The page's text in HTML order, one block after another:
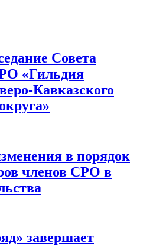
Совета
«Гильдия
Кавказского
в порядок
членов СРО в
завершает